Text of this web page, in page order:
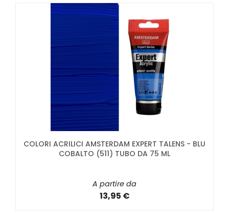
COLORI ACRILICI AMSTERDAM EXPERT TALENS - BLU
COBALTO (511) TUBO DA 75 ML
A partire da
13,95 €